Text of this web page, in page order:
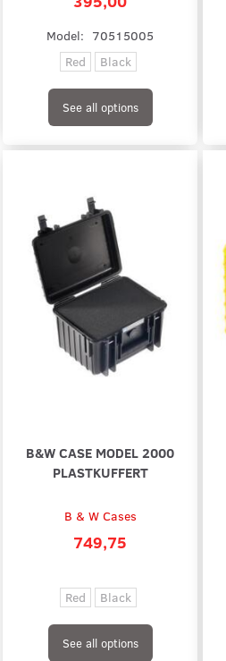
Model: 70515005
Red
Black
See all options
B&W CASE MODEL 2000
PLASTKUFFERT
B & W Cases
749,75
Red Black
See all options